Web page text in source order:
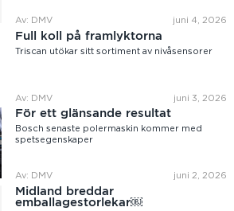
Av: DMV juni 4, 2026
Full koll på framlyktorna
Triscan utökar sitt sortiment av nivåsensorer
Av: DMV juni 3, 2026
För ett glänsande resultat
Bosch senaste polermaskin kommer med
spetsegenskaper
Av: DMV juni 2, 2026
Midland breddar
emballagestorlekar￼